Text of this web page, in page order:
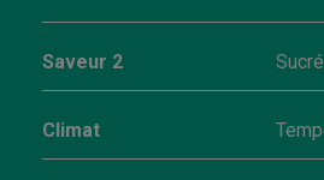
Saveur 2
Climat